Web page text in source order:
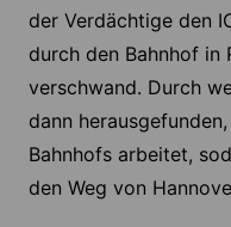
der Verdächtige den
durch den Bahnhof in
verschwand. Durch
dann
Bahnhofs arbeitet,
den Weg von